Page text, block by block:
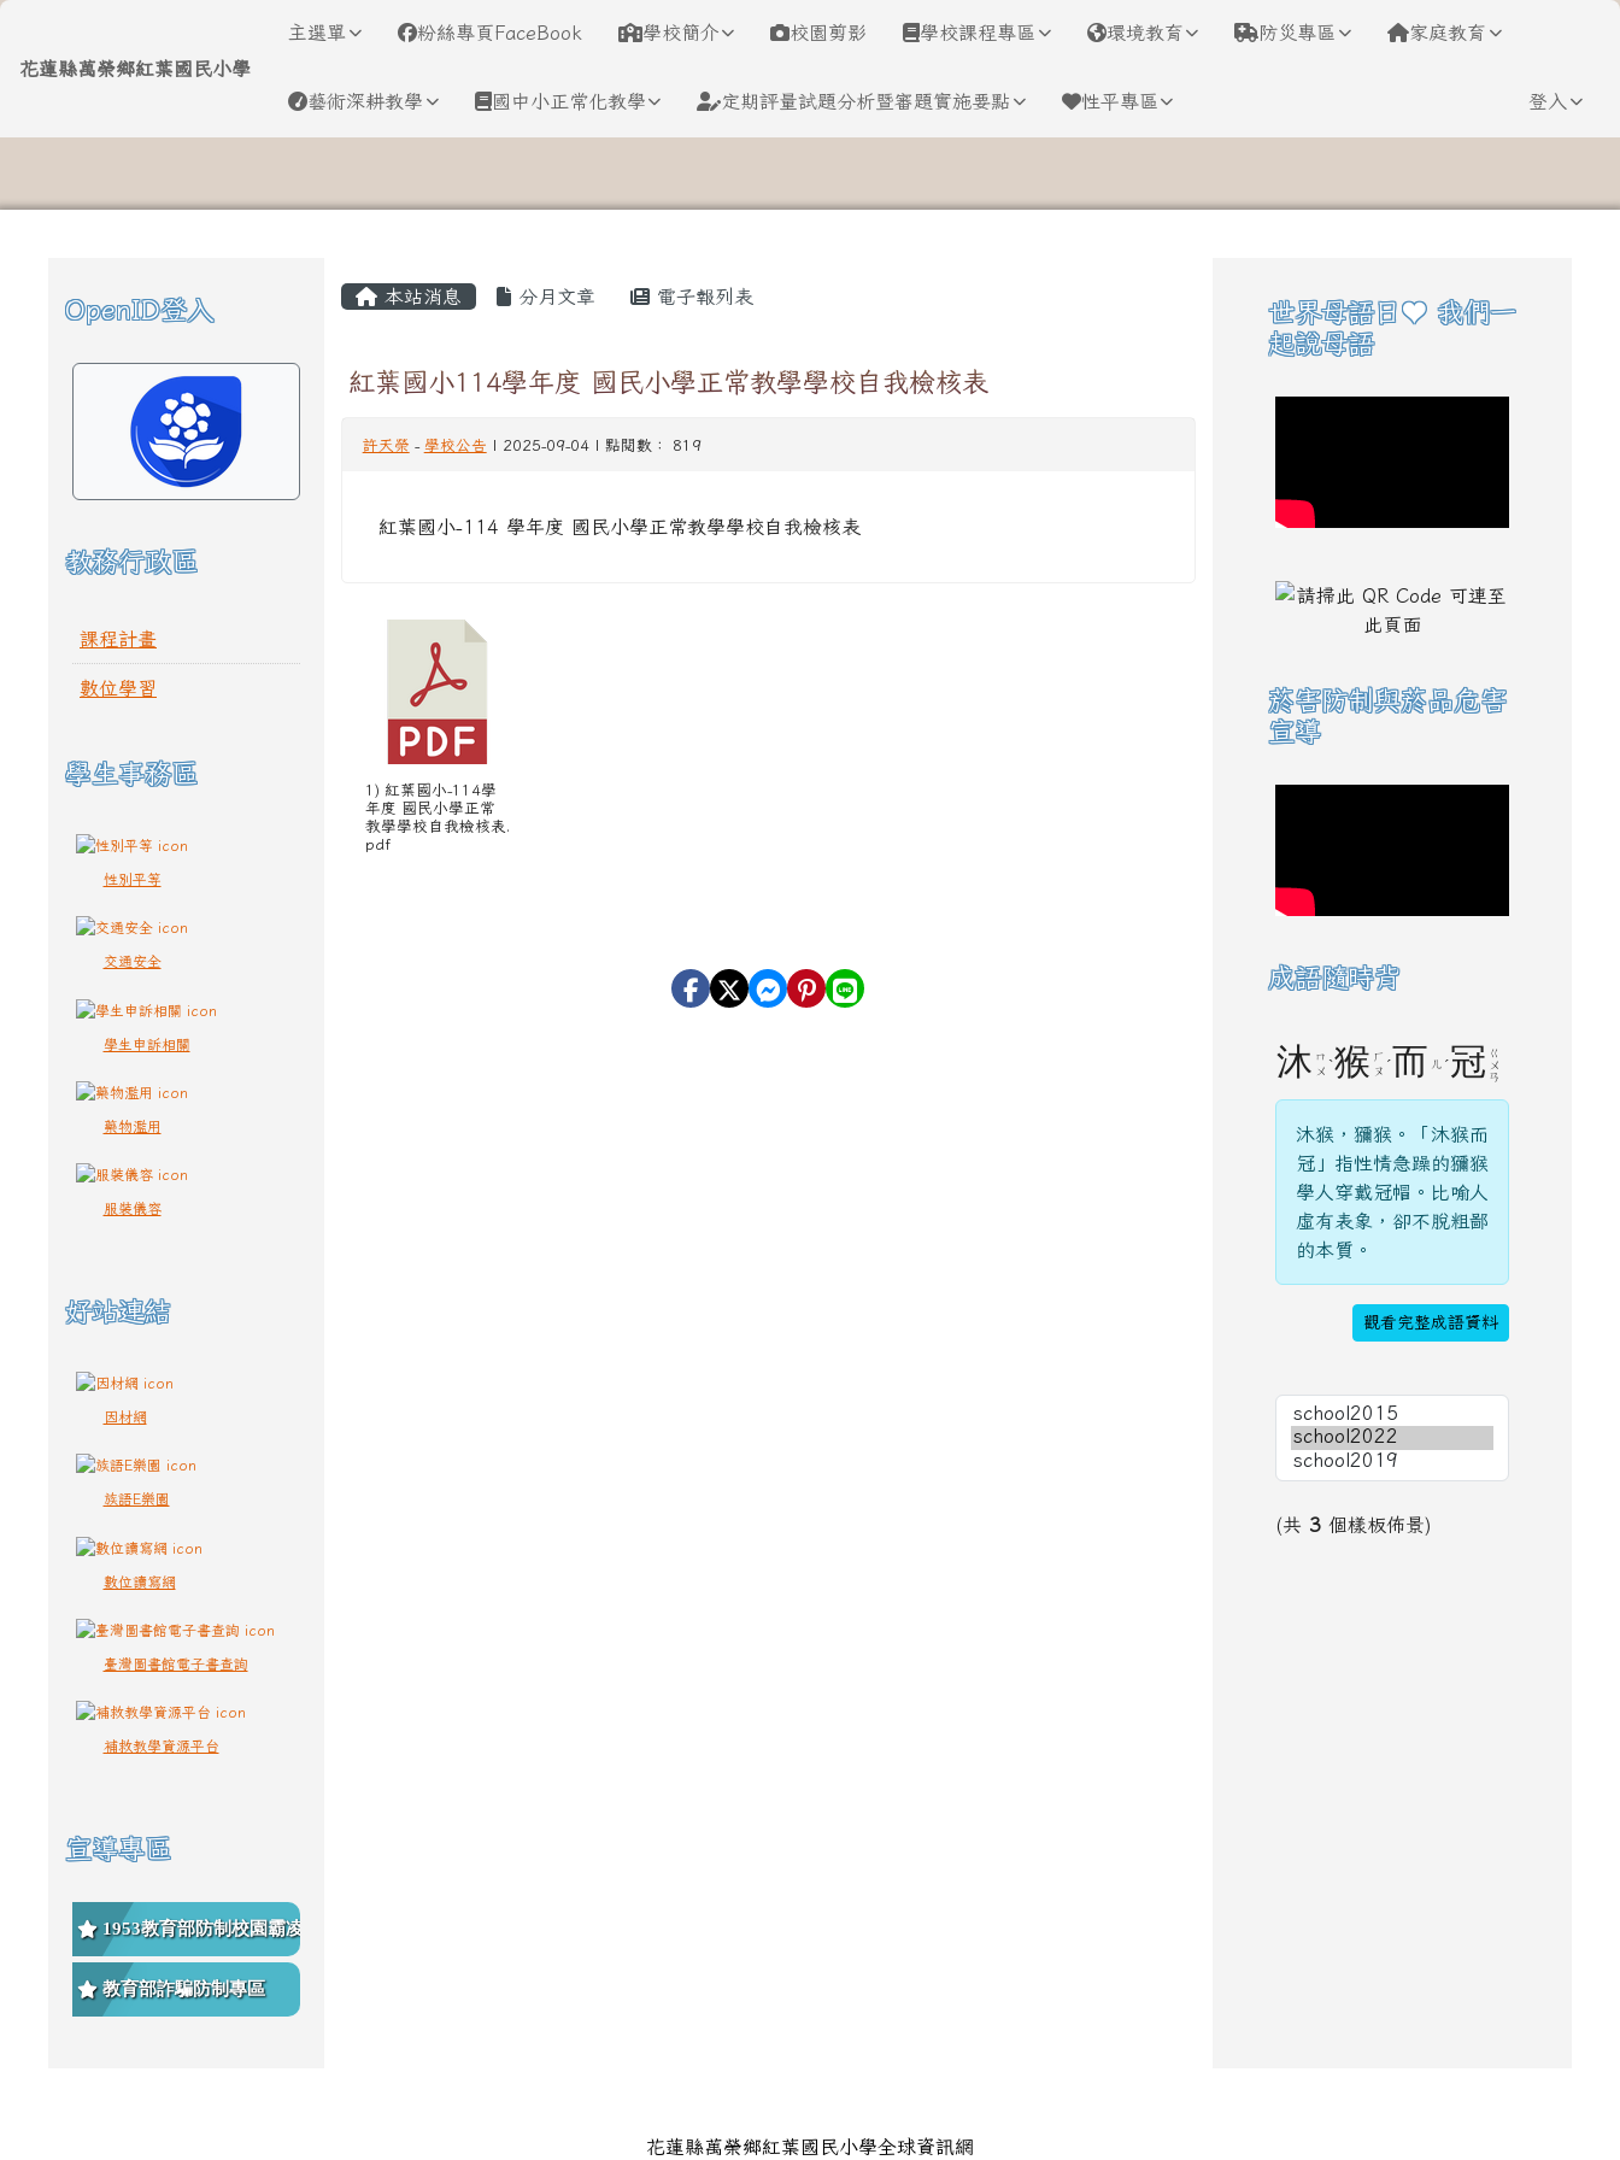
花蓮縣萬榮鄉紅葉國民小學
花蓮縣萬榮鄉紅葉國民小學
主選單 粉絲專頁FaceBook 學校簡介 校園剪影 學校課程專區 環境教育 防災專區 家庭教育
藝術深耕教學 國中小正常化教學 定期評量試題分析暨審題實施要點 性平專區 登入
左邊區域內容
OpenID登入
教務行政區
課程計畫
數位學習
學生事務區
性別平等
交通安全
學生申訴相關
藥物濫用
服裝儀容
好站連結
因材網
族語E樂園
數位讀寫網
臺灣圖書館電子書查詢
補救教學資源平台
宣導專區
1953教育部防制校園霸凌專
區
教育部詐騙防制專區
主內容區域
本站消息 分月文章 電子報列表
紅葉國小114學年度 國民小學正常教學學校自我檢核表
許天榮 - 學校公告 | 2025-09-04 | 點閱數： 819
紅葉國小-114 學年度 國民小學正常教學學校自我檢核表
1) 紅葉國小-114學
年度 國民小學正常
教學學校自我檢核表.
pdf
右邊區域內容
世界母語日♥ 我們一
起說母語
菸害防制與菸品危害
宣導
成語隨時背
沐 ㄇ
ㄨ ˋ猴 ㄏ
ㄡ ˊ而 ㄦ ˊ冠 ㄍ
ㄨ
ㄢ
沐猴，獼猴。「沐猴而
冠」指性情急躁的獼猴
學人穿戴冠帽。比喻人
虛有表象，卻不脫粗鄙
的本質。
觀看完整成語資料
(共 3 個樣板佈景)
花蓮縣萬榮鄉紅葉國民小學全球資訊網